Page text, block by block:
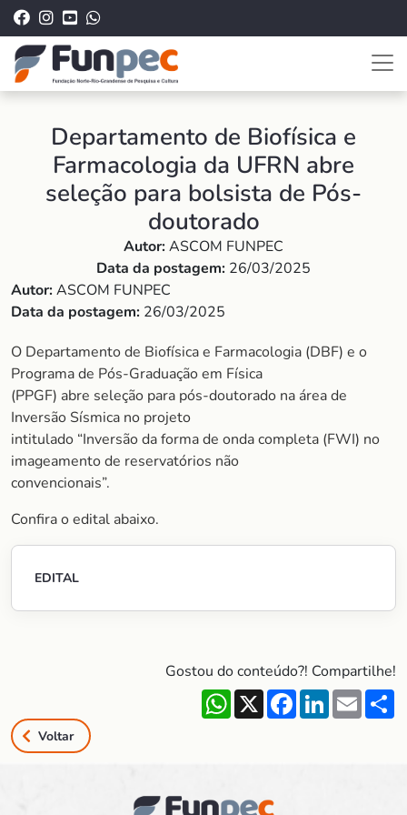
Departamento de Biofísica e
Farmacologia da UFRN abre
seleção para bolsista de Pós-
doutorado
Autor:ASCOM FUNPEC
Data da postagem: 26/03/2025
Autor:ASCOM FUNPEC
Data da postagem: 26/03/2025
O Departamento de Biofísica e Farmacologia (DBF) e o
Programa de Pós-Graduação em Física
(PPGF) abre seleção para pós-doutorado na área de
Inversão Sísmica no projeto
intitulado “Inversão da forma de onda completa (FWI) no
imageamento de reservatórios não
convencionais”.
Confira o edital abaixo.
EDITAL
Gostou do conteúdo?! Compartilhe!
WhatsApp
X FacebookLinkedIn
Email
Voltar